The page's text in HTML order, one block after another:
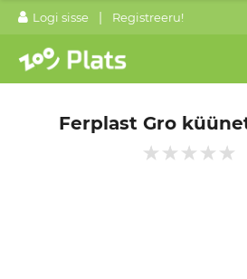
Logi sisse | Registreeru!
Ferplast Gro